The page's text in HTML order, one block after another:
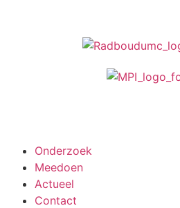
Onderzoek
Meedoen
Actueel
Contact